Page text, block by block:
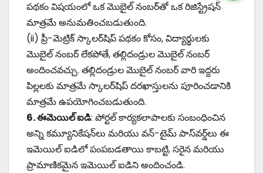
పథకం విషయంలో ఒక మొబైల్ నంబర్‌తో ఒక రిజిస్ట్రేషన్
మాత్రమే అనుమతించబడుతుంది.
(ii) ప్రీ-మెట్రిక్ స్కాలర్‌షిప్ పథకం కోసం, విద్యార్థులకు
మొబైల్ నంబర్ లేకపోతే, తల్లిదండ్రుల మొబైల్ నంబర్
అందించవచ్చు. తల్లిదండ్రుల మొబైల్ నంబర్ వారి ఇద్దరు
పిల్లలకు మాత్రమే స్కాలర్‌షిప్ దరఖాస్తులను పూరించడానికి
మాత్రమే ఉపయోగించబడుతుంది.
6. ఈమెయిల్ ఐడి: పోర్టల్ కార్యకలాపాలకు సంబంధించిన
అన్ని కమ్యూనికేషన్‌లు మరియు వన్-టైమ్ పాస్‌వర్డ్‌లు ఈ
ఇమెయిల్ ఐడిలో పంపబడతాయి కాబట్టి, సరైన మరియు
ప్రామాణికమైన ఇమెయిల్ ఐడిని అందించండి.